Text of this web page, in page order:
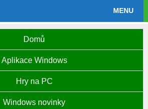
MENU
Domů
Aplikace Windows
Hry na PC
Windows novinky